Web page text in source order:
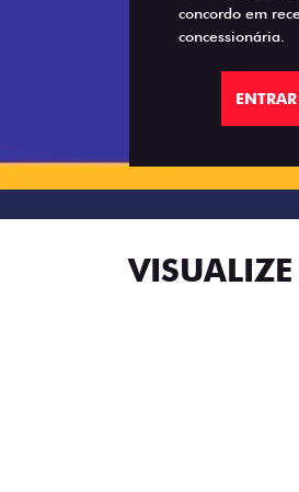
concordo em
concessionária.